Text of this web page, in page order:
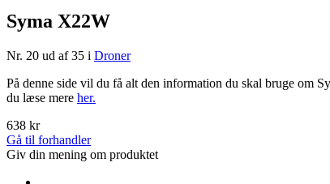
Syma X22W
Nr. 20 ud af 35 i Droner
På denne side vil du få alt den information du skal bruge om
du læse mere her.
638 kr
Gå til forhandler
Giv din mening om produktet